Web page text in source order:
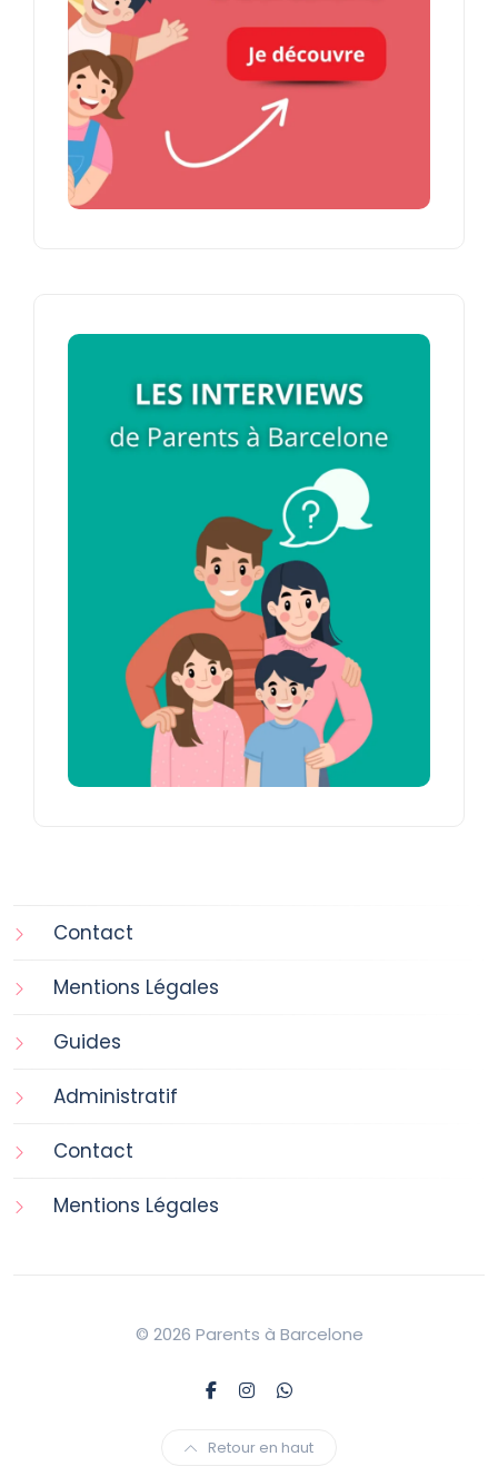
Contact
Mentions Légales
Guides
Administratif
Contact
Mentions Légales
© 2026 Parents à Barcelone
Retour en haut